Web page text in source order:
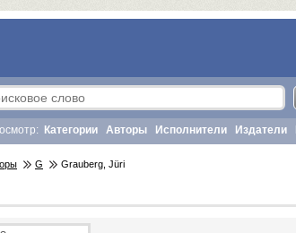
Категории Авторы Исполнители Издатели
G Grauberg, Jüri